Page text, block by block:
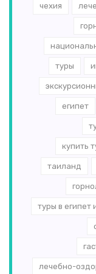
чехия
туры
египет
купить
таиланд
туры в египет
лечебно-